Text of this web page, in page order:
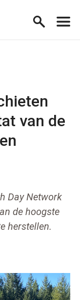
van de
Day Network
de hoogste
herstellen.